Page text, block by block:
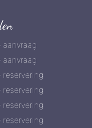
aanvraag
aanvraag
reservering
reservering
reservering
reservering